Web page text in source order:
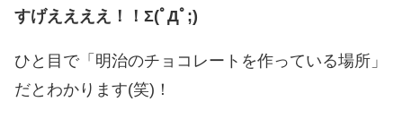
すげええええ！！Σ(ﾟДﾟ;)
ひと目で「明治のチョコレートを作っている場所」
だとわかります(笑)！